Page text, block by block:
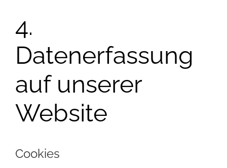
4.
Datenerfassung
auf unserer
Website
Cookies